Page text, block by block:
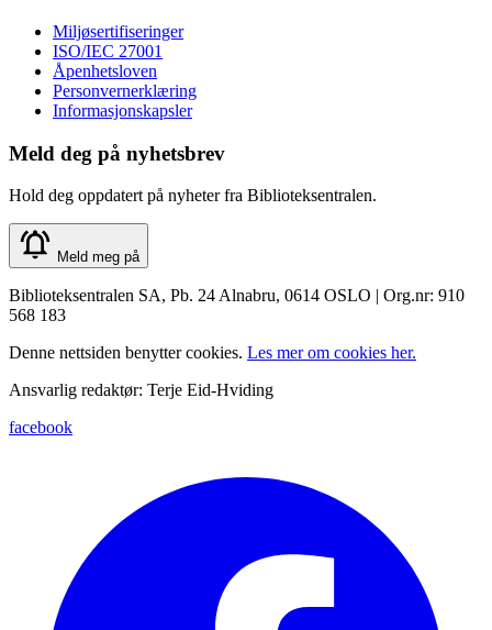
Miljøsertifiseringer
ISO/IEC 27001
Åpenhetsloven
Personvernerklæring
Informasjonskapsler
Meld deg på nyhetsbrev
Hold deg oppdatert på nyheter fra Biblioteksentralen.
Meld meg på
Biblioteksentralen SA, Pb. 24 Alnabru, 0614 OSLO | Org.nr: 910
568 183
Denne nettsiden benytter cookies. Les mer om cookies her.
Ansvarlig redaktør: Terje Eid-Hviding
facebook